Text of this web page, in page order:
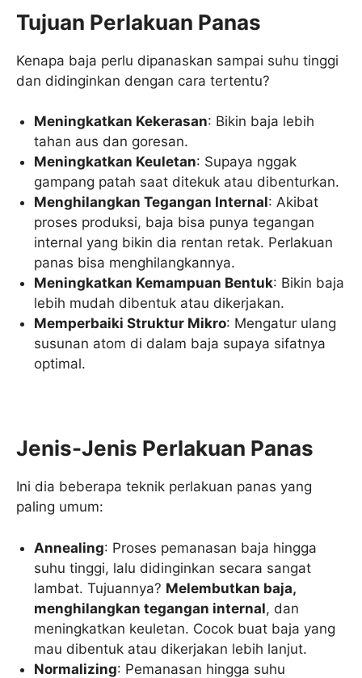
Tujuan Perlakuan Panas
Kenapa baja perlu dipanaskan sampai suhu tinggi
dan didinginkan dengan cara tertentu?
Meningkatkan Kekerasan: Bikin baja lebih
tahan aus dan goresan.
Meningkatkan Keuletan: Supaya nggak
gampang patah saat ditekuk atau dibenturkan.
Menghilangkan Tegangan Internal: Akibat
proses produksi, baja bisa punya tegangan
internal yang bikin dia rentan retak. Perlakuan
panas bisa menghilangkannya.
Meningkatkan Kemampuan Bentuk: Bikin baja
lebih mudah dibentuk atau dikerjakan.
Memperbaiki Struktur Mikro: Mengatur ulang
susunan atom di dalam baja supaya sifatnya
optimal.
Jenis-Jenis Perlakuan Panas
Ini dia beberapa teknik perlakuan panas yang
paling umum:
Annealing: Proses pemanasan baja hingga
suhu tinggi, lalu didinginkan secara sangat
lambat. Tujuannya? Melembutkan baja,
menghilangkan tegangan internal, dan
meningkatkan keuletan. Cocok buat baja yang
mau dibentuk atau dikerjakan lebih lanjut.
Normalizing: Pemanasan hingga suhu